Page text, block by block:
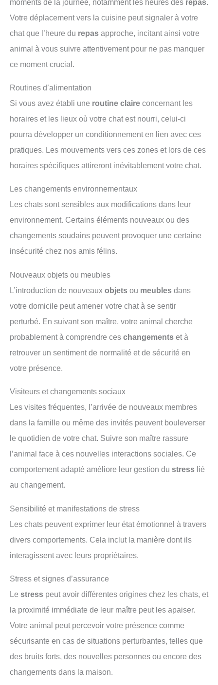
Votre déplacement vers la cuisine peut signaler à votre
chat que l’heure du repas approche, incitant ainsi votre
animal à vous suivre attentivement pour ne pas manquer
ce moment crucial.
Routines d’alimentation
Si vous avez établi une routine claire concernant les
horaires et les lieux où votre chat est nourri, celui-ci
pourra développer un conditionnement en lien avec ces
pratiques. Les mouvements vers ces zones et lors de ces
horaires spécifiques attireront inévitablement votre chat.
Les changements environnementaux
Les chats sont sensibles aux modifications dans leur
environnement. Certains éléments nouveaux ou des
changements soudains peuvent provoquer une certaine
insécurité chez nos amis félins.
Nouveaux objets ou meubles
L’introduction de nouveaux objets ou meubles dans
votre domicile peut amener votre chat à se sentir
perturbé. En suivant son maître, votre animal cherche
probablement à comprendre ces changements et à
retrouver un sentiment de normalité et de sécurité en
votre présence.
Visiteurs et changements sociaux
Les visites fréquentes, l’arrivée de nouveaux membres
dans la famille ou même des invités peuvent bouleverser
le quotidien de votre chat. Suivre son maître rassure
l’animal face à ces nouvelles interactions sociales. Ce
comportement adapté améliore leur gestion du stress lié
au changement.
Sensibilité et manifestations de stress
Les chats peuvent exprimer leur état émotionnel à travers
divers comportements. Cela inclut la manière dont ils
interagissent avec leurs propriétaires.
Stress et signes d’assurance
Le stress peut avoir différentes origines chez les chats, et
la proximité immédiate de leur maître peut les apaiser.
Votre animal peut percevoir votre présence comme
sécurisante en cas de situations perturbantes, telles que
des bruits forts, des nouvelles personnes ou encore des
changements dans la maison.